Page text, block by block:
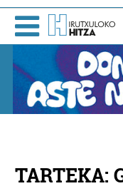
TARTEKA: